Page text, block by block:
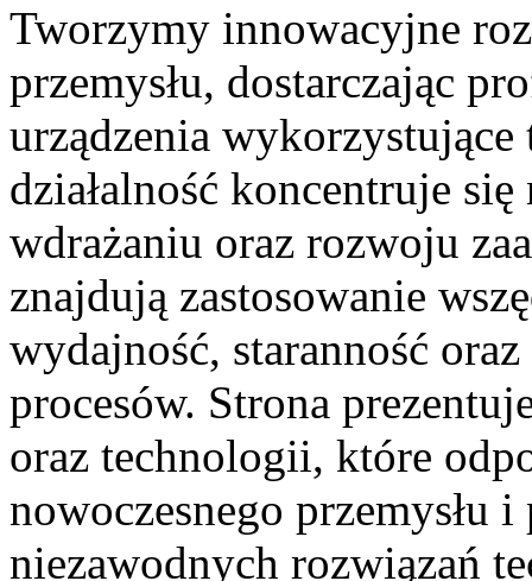
Tworzymy innowacyjne
przemysłu, dostarczając
urządzenia
działalność koncentruje
wdrażaniu oraz rozwoju
znajdują zastosowanie
wydajność, staranność
procesów. Strona
oraz technologii, które
nowoczesnego przemysłu
niezawodnych rozwiązań